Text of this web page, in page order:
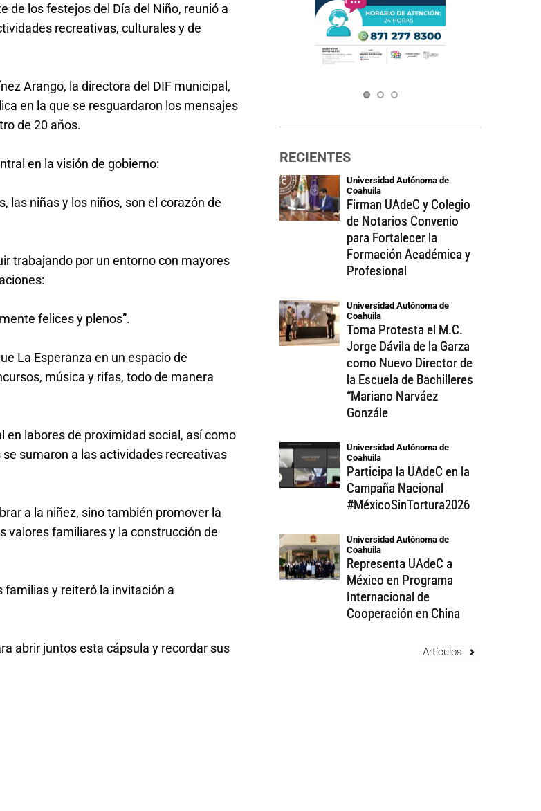
de los festejos del Día del Niño, reunió a
recreativas, culturales y de
Arango, la directora del DIF municipal,
en la que se resguardaron los mensajes
de 20 años.
en la visión de gobierno:
las niñas y los niños, son el corazón de
trabajando por un entorno con mayores
felices y plenos”.
La Esperanza en un espacio de
música y rifas, todo de manera
en labores de proximidad social, así como
sumaron a las actividades recreativas
a la niñez, sino también promover la
valores familiares y la construcción de
familias y reiteró la invitación a
abrir juntos esta cápsula y recordar sus
RECIENTES
Universidad Autónoma de
Coahuila
Firman UAdeC y Colegio
de Notarios Convenio
para Fortalecer la
Formación Académica y
Profesional
Universidad Autónoma de
Coahuila
Toma Protesta el M.C.
Jorge Dávila de la Garza
como Nuevo Director de
la Escuela de Bachilleres
“Mariano Narváez
Gonzále
Universidad Autónoma de
Coahuila
Participa la UAdeC en la
Campaña Nacional
#MéxicoSinTortura2026
Universidad Autónoma de
Coahuila
Representa UAdeC a
México en Programa
Internacional de
Cooperación en China
Artículos